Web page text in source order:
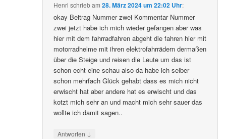
Henri schriebam28. März 2024 um 22:02 Uhr:
okay Beitrag Nummer zwei Kommentar Nummer
zwei jetzt habe ich mich wieder gefangen aber was
hier mit dem fahrradfahren abgeht die fahren hier mit
motorradhelme mit ihren elektrofahrrädern dermaßen
über die Steige und reisen die Leute um das ist
schon echt eine schau also da habe ich selber
schon mehrfach Glück gehabt dass es mich nicht
erwischt hat aber andere hat es erwischt und das
kotzt mich sehr an und macht mich sehr sauer das
wollte ich damit sagen..
Antworten ↓